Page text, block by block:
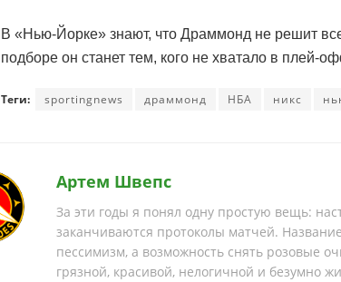
В «Нью-Йорке» знают, что Драммонд не решит
подборе он станет тем, кого не хватало в плей-
Теги: sportingnews драммонд НБА никс
Артем Швепс
За эти годы я понял одну простую вещь:
заканчиваются протоколы матчей.
пессимизм, а возможность снять розовые
грязной, красивой, нелогичной и безумно